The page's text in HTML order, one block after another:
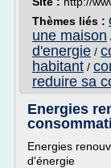
Thèmes liés :
une maison
d'energie /
habitant /
reduire sa
Energies
Energies
d'énergie